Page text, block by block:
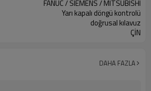
FANUC / SIEMENS / MITSUBISHI
Yarı kapalı döngü kontrolü
doğrusal kılavuz
ÇİN
DAHA FAZLA